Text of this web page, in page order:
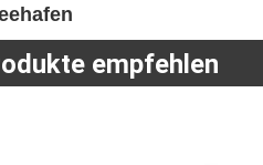
empfehlen